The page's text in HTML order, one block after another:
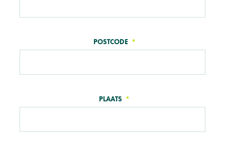
POSTCODE
PLAATS